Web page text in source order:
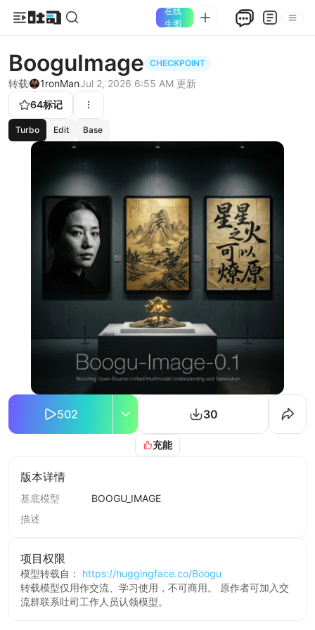
在线
生图
BooguImage CHECKPOINT
转载 1ronManJul 2, 2026 6:55 AM 更新
64标记
Turbo Edit Base
502 30
充能
版本详情
基底模型
BOOGU_IMAGE
描述
项目权限
模型转载自： https://huggingface.co/Boogu
转载模型仅用作交流、学习使用，不可商用。 原作者可加入交
流群联系吐司工作人员认领模型。